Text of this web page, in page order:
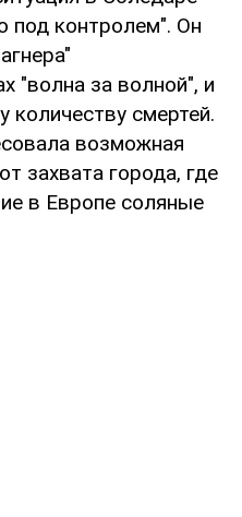
под контролем". Он
"волна за волной", и
количеству смертей.
возможная
захвата города, где
в Европе соляные